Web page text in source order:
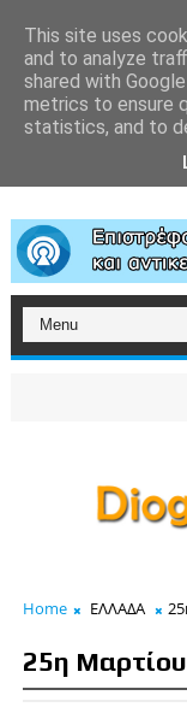
Home ΕΛΛΑΔΑ
25η
This site uses
and to analyze
shared with
metrics to ensure
statistics, and to